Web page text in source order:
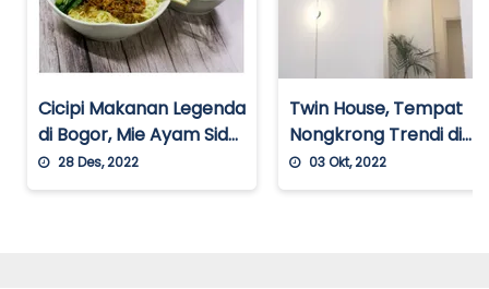
Makanan Khas
Cicipi Ayam Goreng Kalasan yang
Bercita Rasa Manis dan Gurih
4 tahun yang lalu
Cicipi Makanan Legenda
di Bogor, Mie Ayam Sido
Mampir
28 Des, 2022
Twin House, Tempat
Nongkrong Trendi di
Blok M
03 Okt, 2022